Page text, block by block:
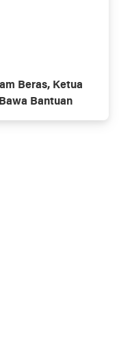
Beras, Ketua
Bantuan